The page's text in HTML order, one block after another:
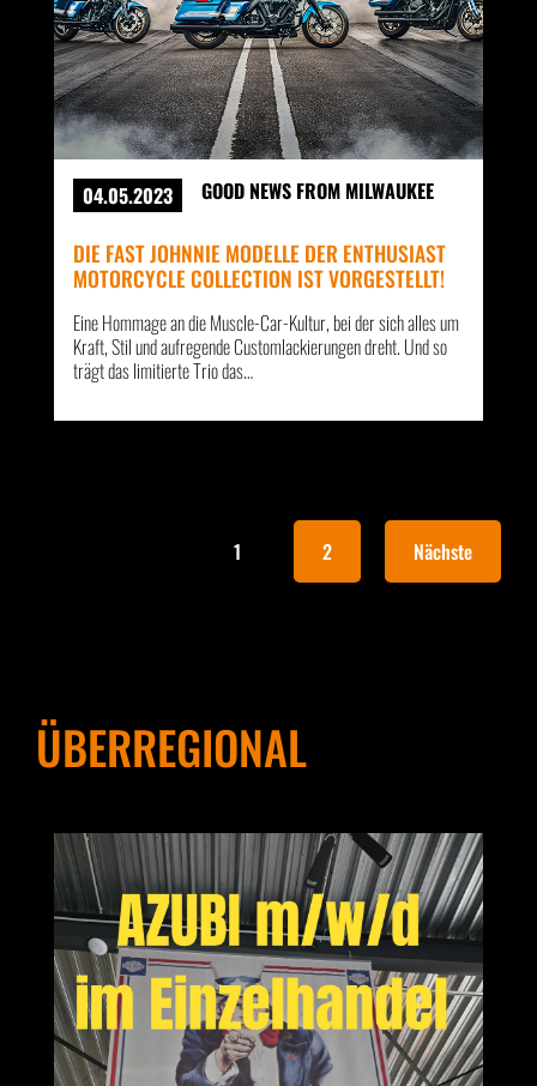
04.05.2023 GOOD NEWS FROM MILWAUKEE
DIE FAST JOHNNIE MODELLE DER ENTHUSIAST
MOTORCYCLE COLLECTION IST VORGESTELLT!
Eine Hommage an die Muscle-Car-Kultur, bei der sich alles um
Kraft, Stil und aufregende Customlackierungen dreht. Und so
trägt das limitierte Trio das…
1 2 Nächste
ÜBERREGIONAL